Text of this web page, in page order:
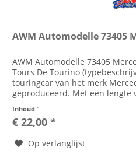
AWM Automodelle 73405
AWM Automodelle 73405
Tours De Tourino
touringcar van het merk
geproduceerd. Met een lengte
Inhoud 1
€ 22,00 *
Op verlanglijst